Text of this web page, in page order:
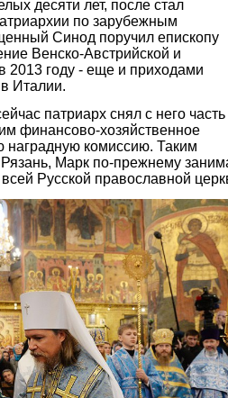
десяти лет, после стал
по зарубежным
Синод поручил епископу
Венско-Австрийской и
2013 году - еще и приходами
Италии.
патриарх снял с него часть
финансово-хозяйственное
комиссию. Таким
Марк по-прежнему
Русской православной